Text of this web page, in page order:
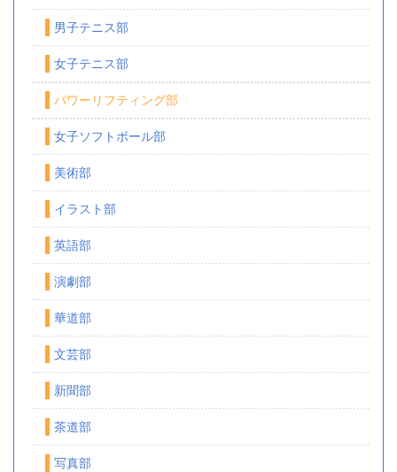
男子テニス部
女子テニス部
パワーリフティング部
女子ソフトボール部
美術部
イラスト部
英語部
演劇部
華道部
文芸部
新聞部
茶道部
写真部